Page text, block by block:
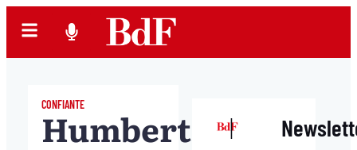
CONFIANTE
Humberto |